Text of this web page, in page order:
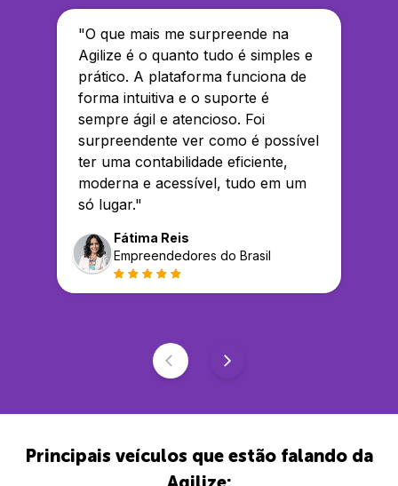
"O que mais me surpreende na
Agilize é o quanto tudo é simples e
prático. A plataforma funciona de
forma intuitiva e o suporte é
sempre ágil e atencioso. Foi
surpreendente ver como é possível
ter uma contabilidade eficiente,
moderna e acessível, tudo em um
só lugar."
Fátima Reis
Empreendedores do Brasil
Principais veículos que estão falando da